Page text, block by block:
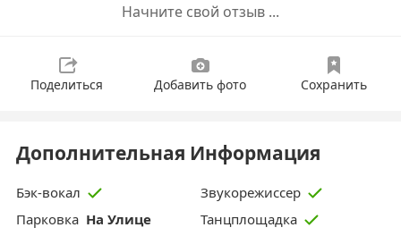
Начните свой отзыв ...
Поделиться Добавить фото Сохранить
Дополнительная Информация
Бэк-вокал
Звукорежиссер
Парковка На Улице
Танцплощадка